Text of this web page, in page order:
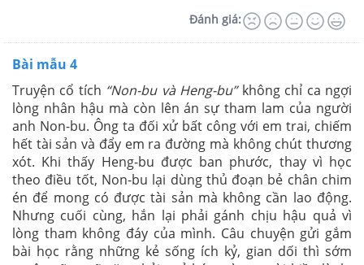
Đánh giá:
Bài mẫu 4
Truyện cổ tích “Non-bu và Heng-bu”không chỉ ca ngợi
lòng nhân hậu mà còn lên án sự tham lam của người
anh Non-bu. Ông ta đối xử bất công với em trai, chiếm
hết tài sản và đẩy em ra đường mà không chút thương
xót. Khi thấy Heng-bu được ban phước, thay vì học
theo điều tốt, Non-bu lại dùng thủ đoạn bẻ chân chim
én để mong có được tài sản mà không cần lao động.
Nhưng cuối cùng, hắn lại phải gánh chịu hậu quả vì
lòng tham không đáy của mình. Câu chuyện gửi gắm
bài học rằng những kẻ sống ích kỷ, gian dối thì sớm